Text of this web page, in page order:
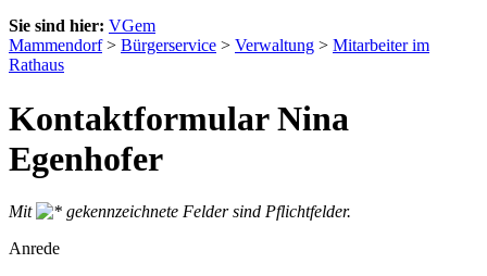
Sie sind hier: VGem
Mammendorf> Bürgerservice > Verwaltung > Mitarbeiter im
Rathaus
Kontaktformular Nina
Egenhofer
Mit
gekennzeichnete Felder sind Pflichtfelder.
Anrede